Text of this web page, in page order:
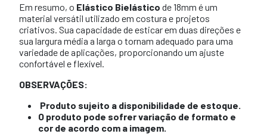
Em resumo, o Elástico Bielástico de 18mm é um
material versátil utilizado em costura e projetos
criativos. Sua capacidade de esticar em duas direções e
sua largura média a larga o tornam adequado para uma
variedade de aplicações, proporcionando um ajuste
confortável e flexível.
OBSERVAÇÕES:
Produto sujeito a disponibilidade de estoque.
O produto pode sofrer variação de formato e
cor de acordo com a imagem.